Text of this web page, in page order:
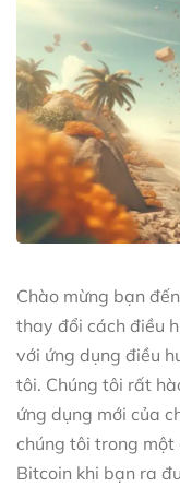
Chào mừng bạn
thay đổi cách điều
với ứng dụng điều
tôi. Chúng tôi rất
ứng dụng mới của
chúng tôi trong
Bitcoin khi bạn ra